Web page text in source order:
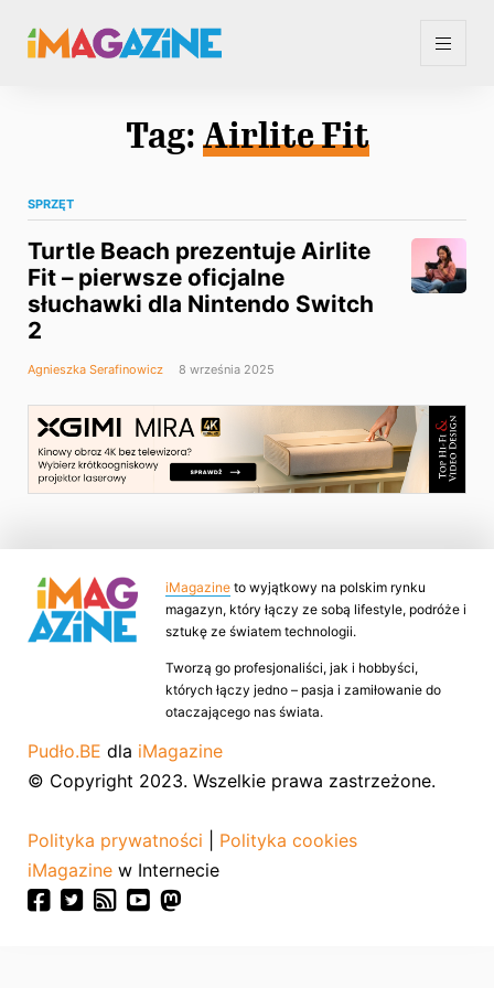
Tag: Airlite Fit
SPRZĘT
Turtle Beach prezentuje Airlite
Fit – pierwsze oficjalne
słuchawki dla Nintendo Switch
2
Agnieszka Serafinowicz 8 września 2025
iMagazine to wyjątkowy na polskim rynku
magazyn, który łączy ze sobą lifestyle, podróże i
sztukę ze światem technologii.
Tworzą go profesjonaliści, jak i hobbyści,
których łączy jedno – pasja i zamiłowanie do
otaczającego nas świata.
Pudło.BE dla iMagazine
© Copyright 2023. Wszelkie prawa zastrzeżone.
Polityka prywatności
Polityka cookies
iMagazine w Internecie